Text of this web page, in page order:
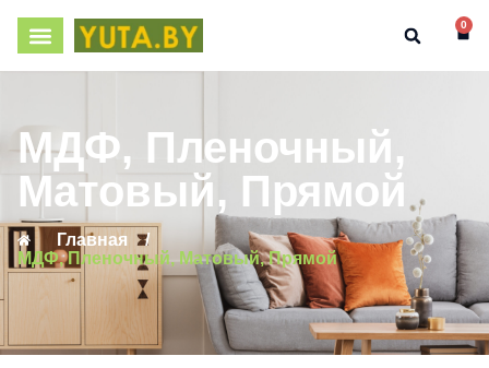
0
МДФ, Пленочный,
Матовый, Прямой
Главная
/
МДФ, Пленочный, Матовый, Прямой